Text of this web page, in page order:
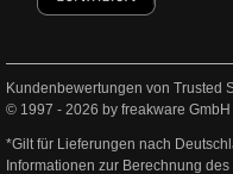
Kundenbewertungen von Trusted
© 1997 - 2026 by freakware GmbH
*Gilt für Lieferungen nach
Informationen zur Berechnung